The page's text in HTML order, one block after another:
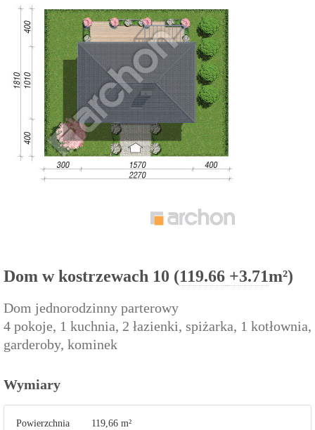
Dom w kostrzewach 10 (119.66 +3.71m²)
Dom jednorodzinny parterowy
4 pokoje, 1 kuchnia, 2 łazienki, spiżarka, 1 kotłownia,
garderoby, kominek
Wymiary
Powierzchnia
119,66 m²